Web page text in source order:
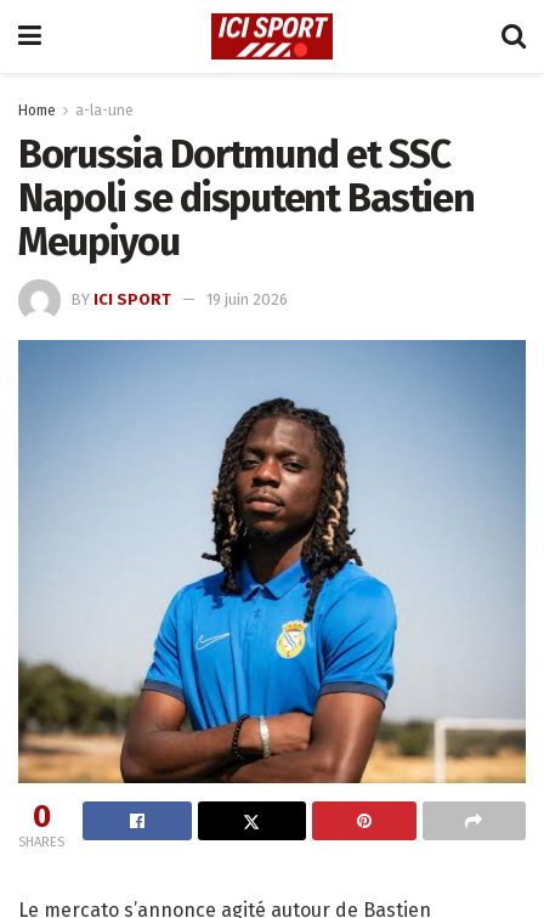
Home a-la-une
Borussia Dortmund et SSC
Napoli se disputent Bastien
Meupiyou
BY ICI SPORT 19 juin 2026
0
SHARES
Le mercato s’annonce agité autour de Bastien